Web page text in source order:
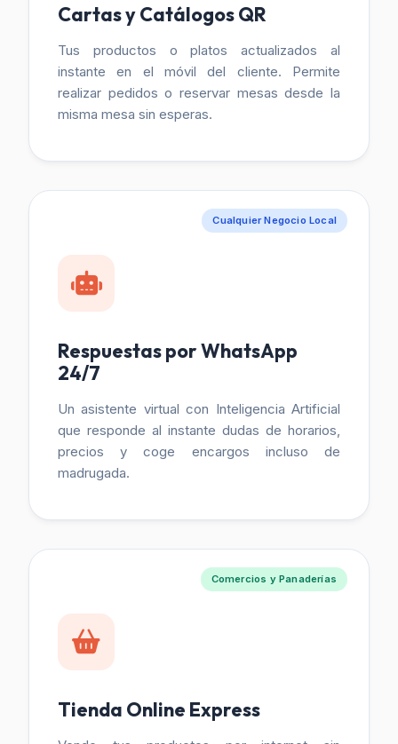
Cartas y Catálogos QR
Tus productos o platos actualizados al
instante en el móvil del cliente. Permite
realizar pedidos o reservar mesas desde la
misma mesa sin esperas.
Cualquier Negocio Local
Respuestas por WhatsApp
24/7
Un asistente virtual con Inteligencia Artificial
que responde al instante dudas de horarios,
precios y coge encargos incluso de
madrugada.
Comercios y Panaderías
Tienda Online Express